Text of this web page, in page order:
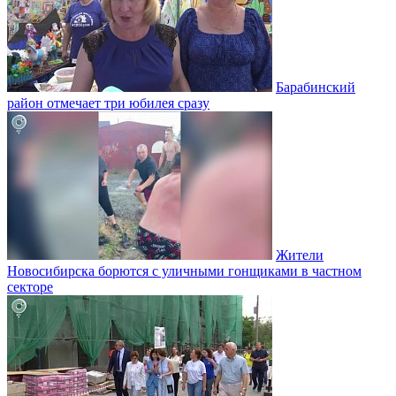
Барабинский
район отмечает три юбилея сразу
Жители
Новосибирска борются с уличными гонщиками в частном
секторе